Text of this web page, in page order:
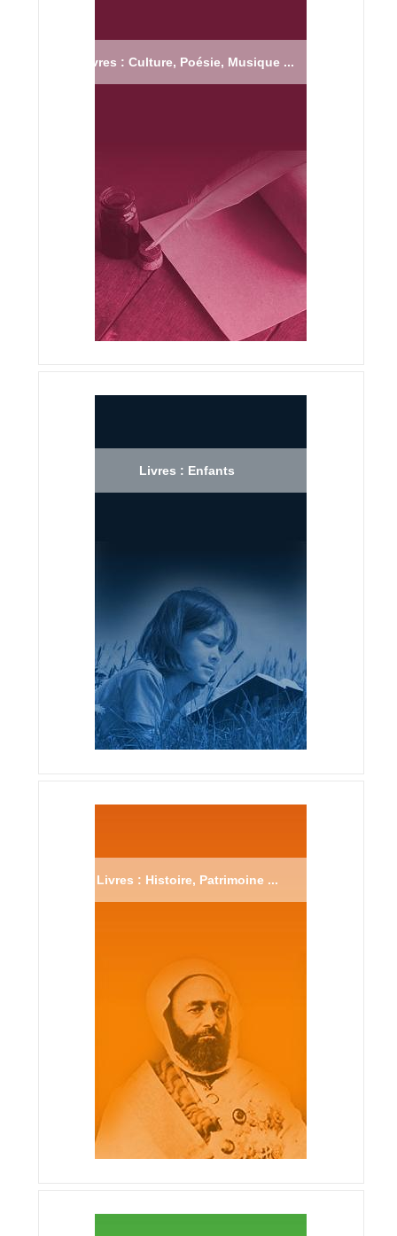
Livres : Culture, Poésie, Musique ...
Livres : Enfants
Livres : Histoire, Patrimoine ...